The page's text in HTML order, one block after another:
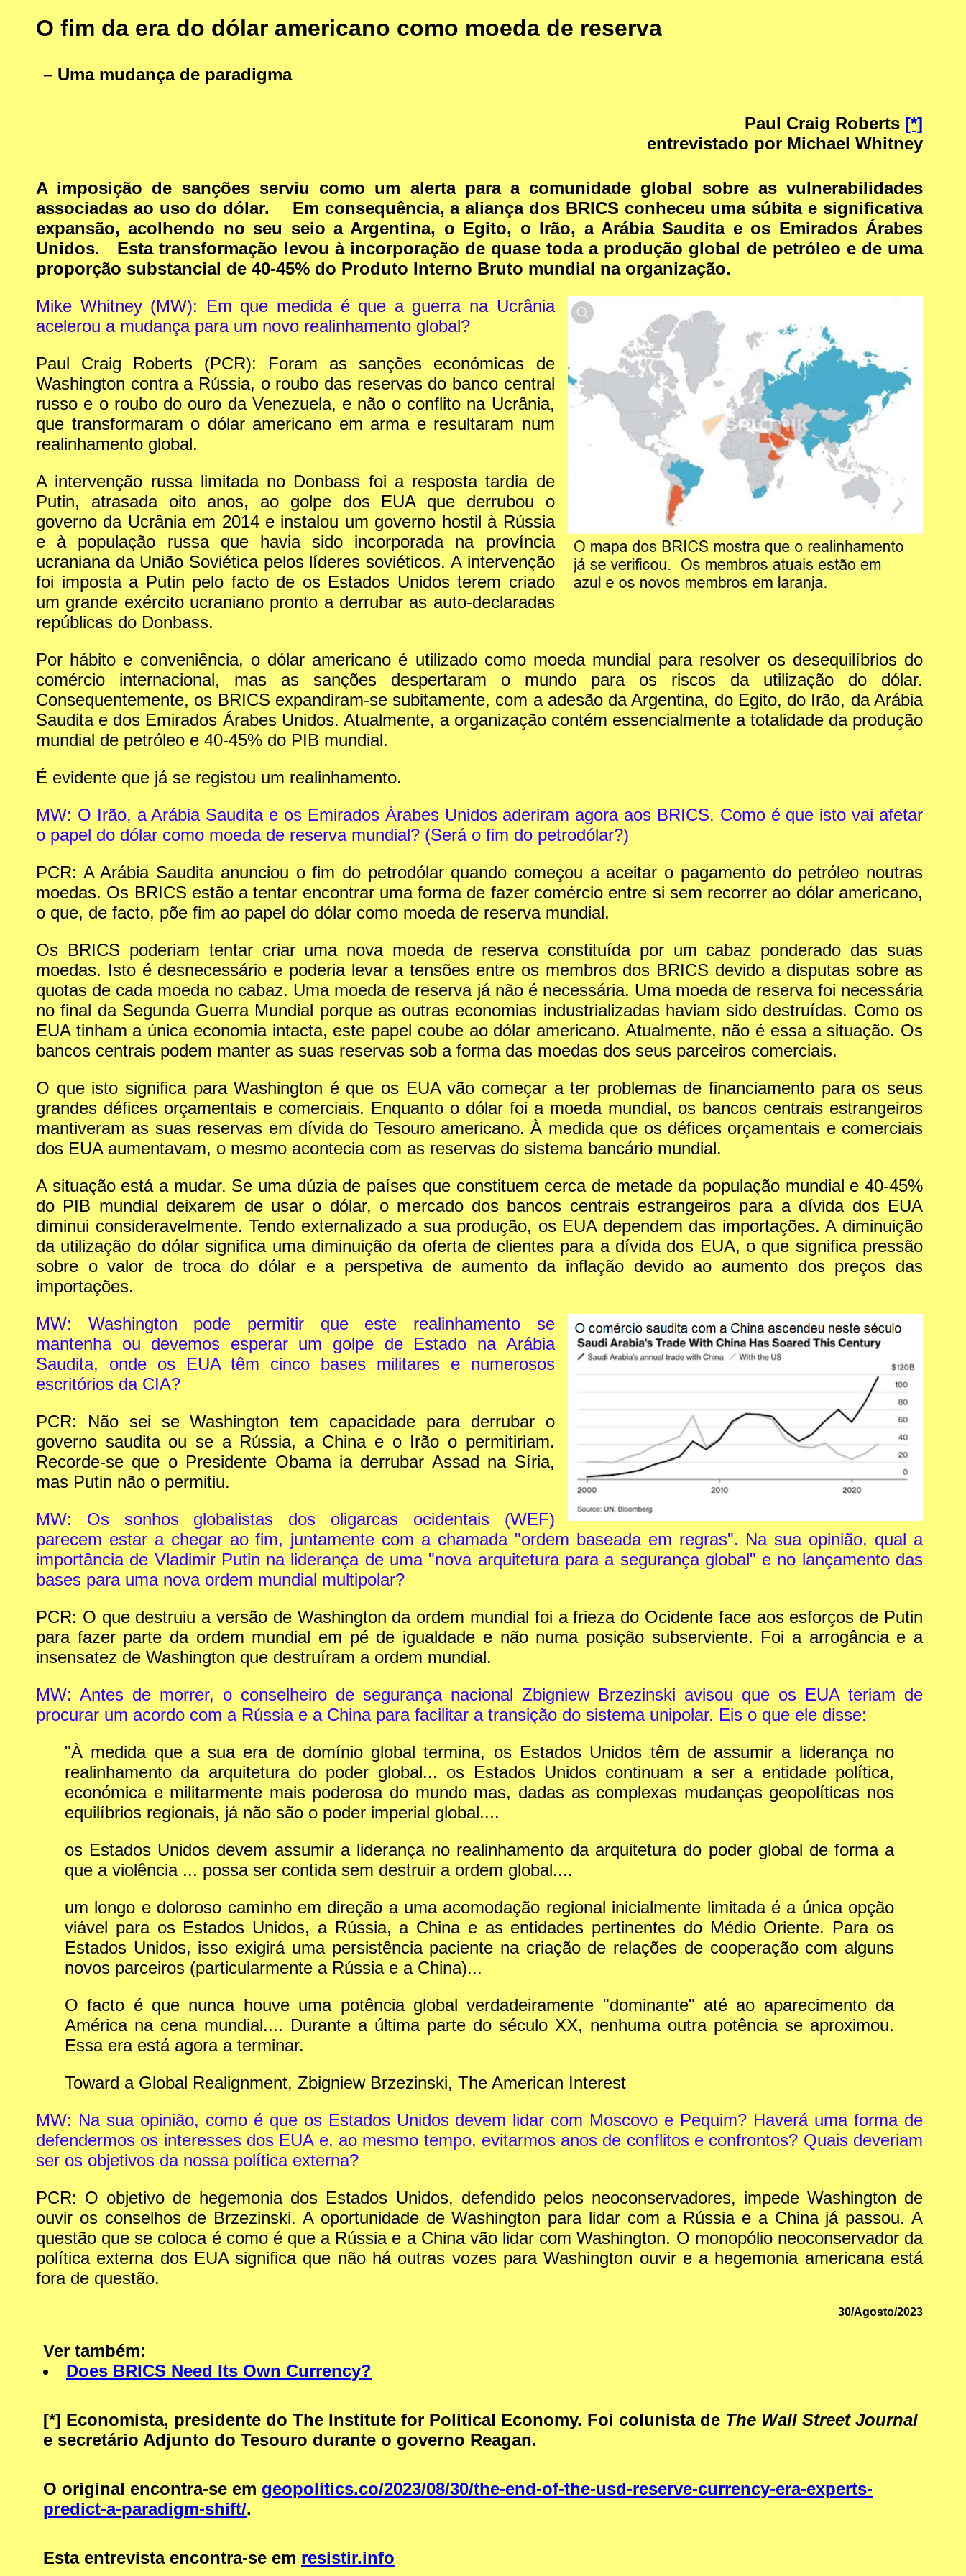
O fim da era do dólar americano como moeda de reserva
– Uma mudança de paradigma
Paul Craig Roberts [*]
entrevistado por Michael Whitney
A imposição de sanções serviu como um alerta para a comunidade global sobre as vulnerabilidades
associadas ao uso do dólar. Em consequência, a aliança dos BRICS conheceu uma súbita e significativa
expansão, acolhendo no seu seio a Argentina, o Egito, o Irão, a Arábia Saudita e os Emirados Árabes
Unidos. Esta transformação levou à incorporação de quase toda a produção global de petróleo e de uma
proporção substancial de 40-45% do Produto Interno Bruto mundial na organização.
Mike Whitney (MW): Em que medida é que a guerra na Ucrânia
acelerou a mudança para um novo realinhamento global?
Paul Craig Roberts (PCR): Foram as sanções económicas de
Washington contra a Rússia, o roubo das reservas do banco central
russo e o roubo do ouro da Venezuela, e não o conflito na Ucrânia,
que transformaram o dólar americano em arma e resultaram num
realinhamento global.
A intervenção russa limitada no Donbass foi a resposta tardia de
Putin, atrasada oito anos, ao golpe dos EUA que derrubou o
governo da Ucrânia em 2014 e instalou um governo hostil à Rússia
e à população russa que havia sido incorporada na província
ucraniana da União Soviética pelos líderes soviéticos. A intervenção
foi imposta a Putin pelo facto de os Estados Unidos terem criado
um grande exército ucraniano pronto a derrubar as auto-declaradas
repúblicas do Donbass.
Por hábito e conveniência, o dólar americano é utilizado como moeda mundial para resolver os desequilíbrios do
comércio internacional, mas as sanções despertaram o mundo para os riscos da utilização do dólar.
Consequentemente, os BRICS expandiram-se subitamente, com a adesão da Argentina, do Egito, do Irão, da Arábia
Saudita e dos Emirados Árabes Unidos. Atualmente, a organização contém essencialmente a totalidade da produção
mundial de petróleo e 40-45% do PIB mundial.
É evidente que já se registou um realinhamento.
MW: O Irão, a Arábia Saudita e os Emirados Árabes Unidos aderiram agora aos BRICS. Como é que isto vai afetar
o papel do dólar como moeda de reserva mundial? (Será o fim do petrodólar?)
PCR: A Arábia Saudita anunciou o fim do petrodólar quando começou a aceitar o pagamento do petróleo noutras
moedas. Os BRICS estão a tentar encontrar uma forma de fazer comércio entre si sem recorrer ao dólar americano,
o que, de facto, põe fim ao papel do dólar como moeda de reserva mundial.
Os BRICS poderiam tentar criar uma nova moeda de reserva constituída por um cabaz ponderado das suas
moedas. Isto é desnecessário e poderia levar a tensões entre os membros dos BRICS devido a disputas sobre as
quotas de cada moeda no cabaz. Uma moeda de reserva já não é necessária. Uma moeda de reserva foi necessária
no final da Segunda Guerra Mundial porque as outras economias industrializadas haviam sido destruídas. Como os
EUA tinham a única economia intacta, este papel coube ao dólar americano. Atualmente, não é essa a situação. Os
bancos centrais podem manter as suas reservas sob a forma das moedas dos seus parceiros comerciais.
O que isto significa para Washington é que os EUA vão começar a ter problemas de financiamento para os seus
grandes défices orçamentais e comerciais. Enquanto o dólar foi a moeda mundial, os bancos centrais estrangeiros
mantiveram as suas reservas em dívida do Tesouro americano. À medida que os défices orçamentais e comerciais
dos EUA aumentavam, o mesmo acontecia com as reservas do sistema bancário mundial.
A situação está a mudar. Se uma dúzia de países que constituem cerca de metade da população mundial e 40-45%
do PIB mundial deixarem de usar o dólar, o mercado dos bancos centrais estrangeiros para a dívida dos EUA
diminui consideravelmente. Tendo externalizado a sua produção, os EUA dependem das importações. A diminuição
da utilização do dólar significa uma diminuição da oferta de clientes para a dívida dos EUA, o que significa pressão
sobre o valor de troca do dólar e a perspetiva de aumento da inflação devido ao aumento dos preços das
importações.
MW: Washington pode permitir que este realinhamento se
mantenha ou devemos esperar um golpe de Estado na Arábia
Saudita, onde os EUA têm cinco bases militares e numerosos
escritórios da CIA?
PCR: Não sei se Washington tem capacidade para derrubar o
governo saudita ou se a Rússia, a China e o Irão o permitiriam.
Recorde-se que o Presidente Obama ia derrubar Assad na Síria,
mas Putin não o permitiu.
MW: Os sonhos globalistas dos oligarcas ocidentais (WEF)
parecem estar a chegar ao fim, juntamente com a chamada "ordem baseada em regras". Na sua opinião, qual a
importância de Vladimir Putin na liderança de uma "nova arquitetura para a segurança global" e no lançamento das
bases para uma nova ordem mundial multipolar?
PCR: O que destruiu a versão de Washington da ordem mundial foi a frieza do Ocidente face aos esforços de Putin
para fazer parte da ordem mundial em pé de igualdade e não numa posição subserviente. Foi a arrogância e a
insensatez de Washington que destruíram a ordem mundial.
MW: Antes de morrer, o conselheiro de segurança nacional Zbigniew Brzezinski avisou que os EUA teriam de
procurar um acordo com a Rússia e a China para facilitar a transição do sistema unipolar. Eis o que ele disse:
"À medida que a sua era de domínio global termina, os Estados Unidos têm de assumir a liderança no
realinhamento da arquitetura do poder global... os Estados Unidos continuam a ser a entidade política,
económica e militarmente mais poderosa do mundo mas, dadas as complexas mudanças geopolíticas nos
equilíbrios regionais, já não são o poder imperial global....
os Estados Unidos devem assumir a liderança no realinhamento da arquitetura do poder global de forma a
que a violência ... possa ser contida sem destruir a ordem global....
um longo e doloroso caminho em direção a uma acomodação regional inicialmente limitada é a única opção
viável para os Estados Unidos, a Rússia, a China e as entidades pertinentes do Médio Oriente. Para os
Estados Unidos, isso exigirá uma persistência paciente na criação de relações de cooperação com alguns
novos parceiros (particularmente a Rússia e a China)...
O facto é que nunca houve uma potência global verdadeiramente "dominante" até ao aparecimento da
América na cena mundial.... Durante a última parte do século XX, nenhuma outra potência se aproximou.
Essa era está agora a terminar.
Toward a Global Realignment, Zbigniew Brzezinski, The American Interest
MW: Na sua opinião, como é que os Estados Unidos devem lidar com Moscovo e Pequim? Haverá uma forma de
defendermos os interesses dos EUA e, ao mesmo tempo, evitarmos anos de conflitos e confrontos? Quais deveriam
ser os objetivos da nossa política externa?
PCR: O objetivo de hegemonia dos Estados Unidos, defendido pelos neoconservadores, impede Washington de
ouvir os conselhos de Brzezinski. A oportunidade de Washington para lidar com a Rússia e a China já passou. A
questão que se coloca é como é que a Rússia e a China vão lidar com Washington. O monopólio neoconservador da
política externa dos EUA significa que não há outras vozes para Washington ouvir e a hegemonia americana está
fora de questão.
30/Agosto/2023
Ver também:
Does BRICS Need Its Own Currency?
[*] Economista, presidente do The Institute for Political Economy. Foi colunista de The Wall Street Journal
e secretário Adjunto do Tesouro durante o governo Reagan.
O original encontra-se em geopolitics.co/2023/08/30/the-end-of-the-usd-reserve-currency-era-experts-
predict-a-paradigm-shift/.
Esta entrevista encontra-se em resistir.info